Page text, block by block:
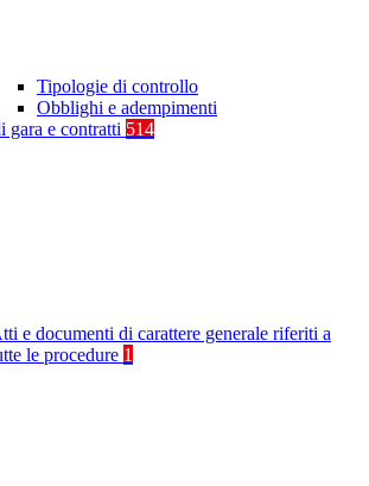
Tipologie di controllo
Obblighi e adempimenti
gara e contratti 514
e documenti di carattere generale riferiti a
le procedure 1